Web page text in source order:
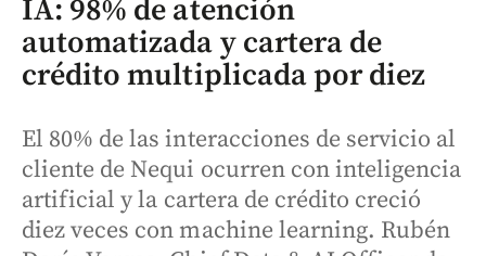
IA: 98% de atención
automatizada y cartera de
crédito multiplicada por diez
El 80% de las interacciones de servicio al
cliente de Nequi ocurren con inteligencia
artificial y la cartera de crédito creció
diez veces con machine learning. Rubén